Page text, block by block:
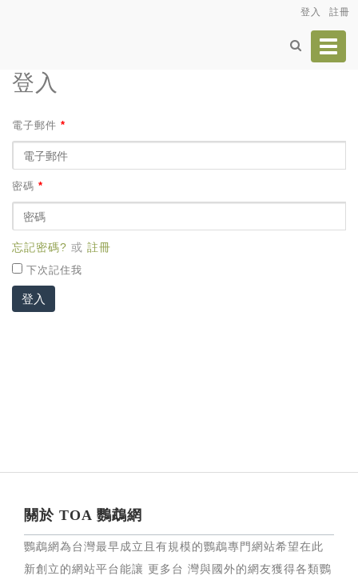
登入 註冊
登入
電子郵件 *
密碼 *
忘記密碼? 或 註冊
下次記住我
登入
關於 TOA 鸚鵡網
鸚鵡網為台灣最早成立且有規模的鸚鵡專門網站希望在此
新創立的網站平台能讓 更多台 灣與國外的網友獲得各類鸚